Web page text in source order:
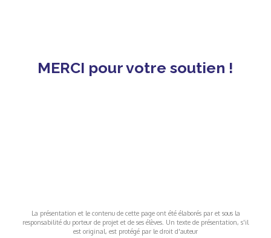
MERCI pour votre soutien !
La présentation et le contenu de cette page ont été élaborés par et sous la
responsabilité du porteur de projet et de ses élèves. Un texte de présentation, s'il
est original, est protégé par le droit d'auteur